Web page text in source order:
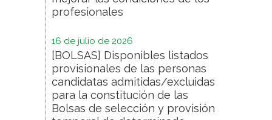
profesionales
16 de julio de 2026
[BOLSAS] Disponibles listados
provisionales de las personas
candidatas admitidas/excluidas
para la constitución de las
Bolsas de selección y provisión